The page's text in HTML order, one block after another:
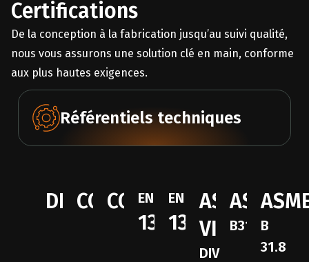
Certifications
De la conception à la fabrication jusqu’au suivi qualité,
nous vous assurons une solution clé en main, conforme
aux plus hautes exigences.
Référentiels techniques
DESPCODAPCODETI
EN
13445
EN
13480
ASME
VIII
DIV
ASME
B31.3B
31.8